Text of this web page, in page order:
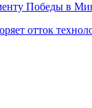
Победы в
отток